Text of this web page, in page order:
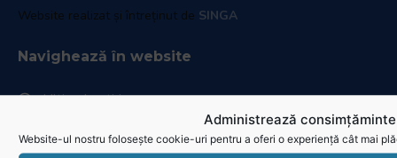
Administrează
Website-ul nostru folosește cookie-uri pentru a oferi o experiență cât mai
Website realizat și întreținut de SINGA
Navighează în website
Ultimele știri
Transmisii live și reluări